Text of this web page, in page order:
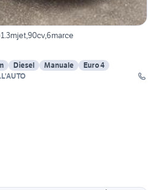
Diesel Manuale
Euro 4
DELL'AUTO